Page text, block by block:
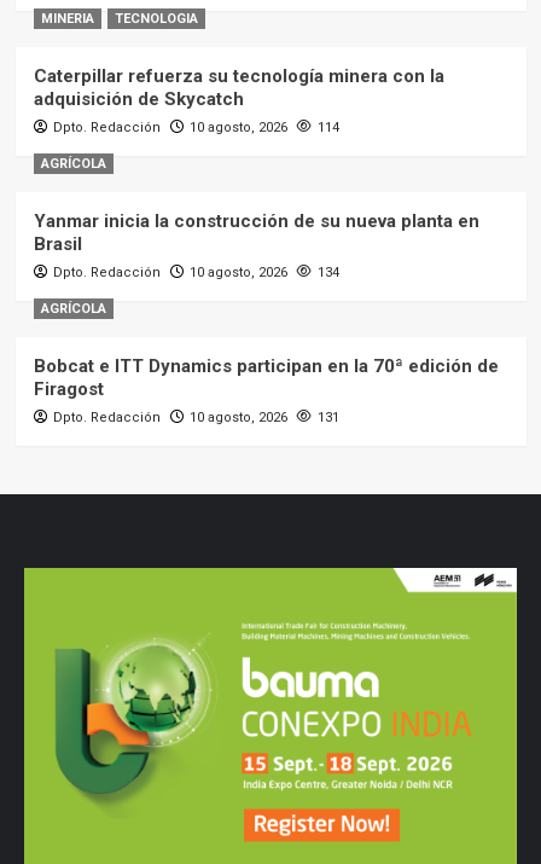
MINERIA TECNOLOGIA
Caterpillar refuerza su tecnología minera con la
adquisición de Skycatch
Dpto. Redacción 10 agosto, 2026 114
AGRÍCOLA
Yanmar inicia la construcción de su nueva planta en
Brasil
Dpto. Redacción 10 agosto, 2026 134
AGRÍCOLA
Bobcat e ITT Dynamics participan en la 70ª edición de
Firagost
Dpto. Redacción 10 agosto, 2026 131